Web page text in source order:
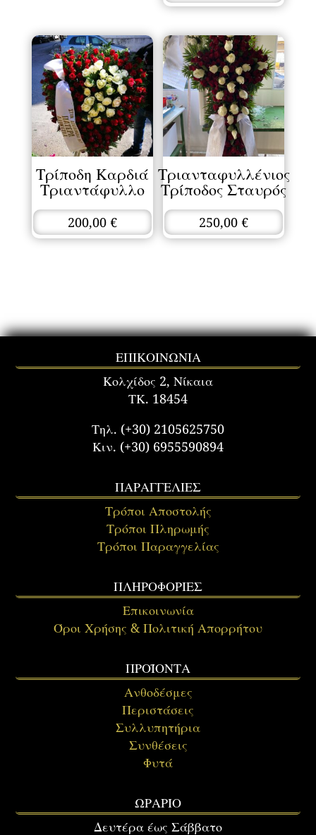
Τρίποδη Καρδιά
Τριαντάφυλλο
200,00 €
Τριανταφυλλένιος
Τρίποδος Σταυρός
250,00€
ΕΠΙΚΟΙΝΩΝΙΑ
Κολχίδος 2, Νίκαια
ΤΚ. 18454
Τηλ. (+30) 2105625750
Κιν. (+30) 6955590894
ΠΑΡΑΓΓΕΛΙΕΣ
Τρόποι Αποστολής
Τρόποι Πληρωμής
Τρόποι Παραγγελίας
ΠΛΗΡΟΦΟΡΙΕΣ
Επικοινωνία
Όροι Χρήσης & Πολιτική Απορρήτου
ΠΡΟΪΟΝΤΑ
Ανθοδέσμες
Περιστάσεις
Συλλυπητήρια
Συνθέσεις
Φυτά
ΩΡΑΡΙΟ
Δευτέρα έως Σάββατο